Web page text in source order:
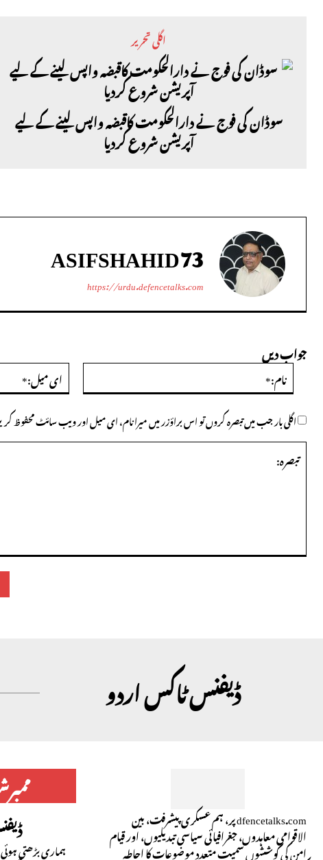
اگلی تحریر
سوڈان کی فوج نے دارالحکومت کاقبضہ واپس لینے کے لیے
آپریشن شروع کردیا
ASIFSHAHID73
https://urdu.defencetalks.com
جواب دیں
تبصرہ:
نام:*
اگلی بار جب میں تبصرہ کروں تو اس براؤزر میں میرا نام، ای میل اور ویب سائٹ محفوظ
ڈیفنس ٹاکس اردو
ہماری بڑھتی
dfencetalks.com پر، ہم عسکری پیشرفت، بین
الاقوامی معاہدوں، جغرافیائی سیاسی تبدیلیوں، اور قیام
امن کی کوششوں سمیت متعدد موضوعات کا احاطہ